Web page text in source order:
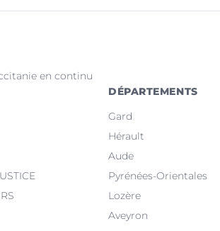
en continu
DÉPARTEMENTS
Gard
Hérault
Aude
Pyrénées-Orientales
Lozère
Aveyron